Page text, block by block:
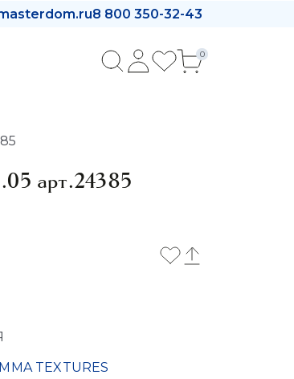
8 800 350-32-43
0
арт.24385
TEXTURES